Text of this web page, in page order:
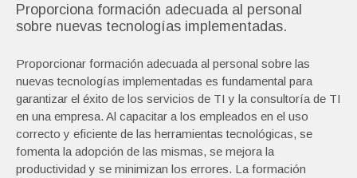
Proporciona formación adecuada al personal
sobre nuevas tecnologías implementadas.
Proporcionar formación adecuada al personal sobre las
nuevas tecnologías implementadas es fundamental para
garantizar el éxito de los servicios de TI y la consultoría de TI
en una empresa. Al capacitar a los empleados en el uso
correcto y eficiente de las herramientas tecnológicas, se
fomenta la adopción de las mismas, se mejora la
productividad y se minimizan los errores. La formación